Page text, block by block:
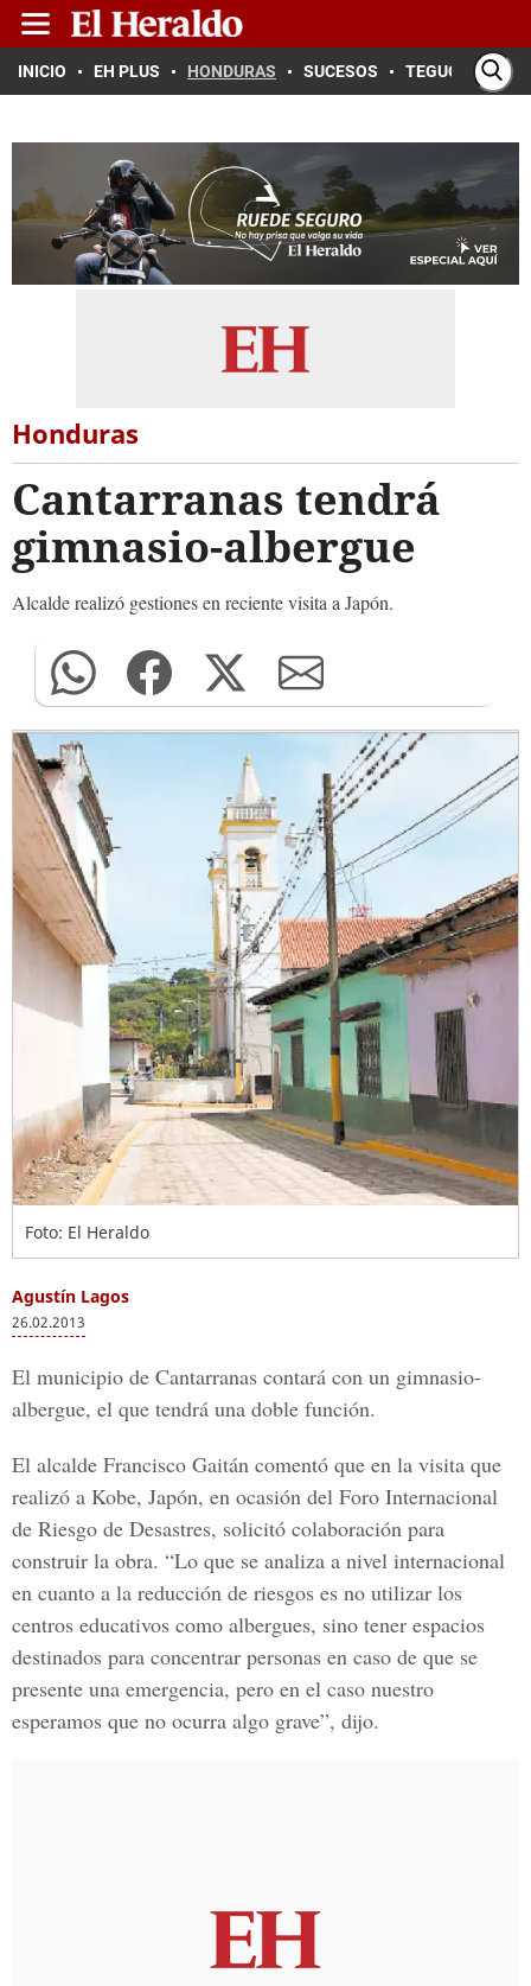
INICIO EH PLUS HONDURAS SUCESOS TEGUCIGALPA
Honduras
Cantarranas tendrá
gimnasio-albergue
Alcalde realizó gestiones en reciente visita a Japón.
Foto: El Heraldo
Agustín Lagos
26.02.2013
El municipio de Cantarranas contará con un gimnasio-
albergue, el que tendrá una doble función.
El alcalde Francisco Gaitán comentó que en la visita que
realizó a Kobe, Japón, en ocasión del Foro Internacional
de Riesgo de Desastres, solicitó colaboración para
construir la obra. “Lo que se analiza a nivel internacional
en cuanto a la reducción de riesgos es no utilizar los
centros educativos como albergues, sino tener espacios
destinados para concentrar personas en caso de que se
presente una emergencia, pero en el caso nuestro
esperamos que no ocurra algo grave”, dijo.